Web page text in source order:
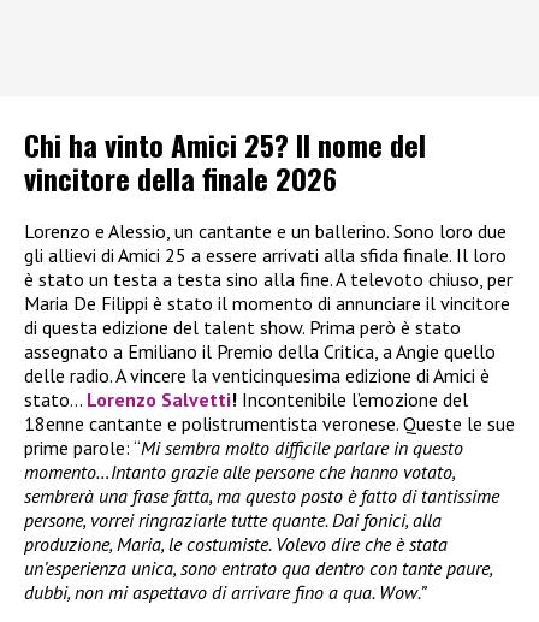
Chi ha vinto Amici 25? Il nome del
vincitore della finale 2026
Lorenzo e Alessio, un cantante e un ballerino. Sono loro due
gli allievi di Amici 25 a essere arrivati alla sfida finale. Il loro
è stato un testa a testa sino alla fine. A televoto chiuso, per
Maria De Filippi è stato il momento di annunciare il vincitore
di questa edizione del talent show. Prima però è stato
assegnato a Emiliano il Premio della Critica, a Angie quello
delle radio. A vincere la venticinquesima edizione di Amici è
stato… Lorenzo Salvetti! Incontenibile l’emozione del
18enne cantante e polistrumentista veronese. Queste le sue
prime parole: “Mi sembra molto difficile parlare in questo
momento…Intanto grazie alle persone che hanno votato,
sembrerà una frase fatta, ma questo posto è fatto di tantissime
persone, vorrei ringraziarle tutte quante. Dai fonici, alla
produzione, Maria, le costumiste. Volevo dire che è stata
un’esperienza unica, sono entrato qua dentro con tante paure,
dubbi, non mi aspettavo di arrivare fino a qua. Wow.”